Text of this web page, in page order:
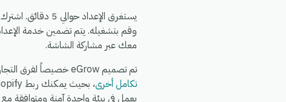
وقم بتشغيله. يتم تضمين خدمة
معك عبر مشاركة الشاشة.
تم تصميم eGrow خصيصاً لفرق التجارة الإلكترونية والعمليات: يعمل تكامل Ameex + Colis Prive جنباً إلى جنب مع
تكامل أخرى